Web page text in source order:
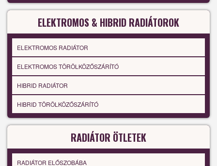
ELEKTROMOS & HIBRID RADIÁTOROK
ELEKTROMOS RADIÁTOR
ELEKTROMOS TÖRÖLKÖZŐSZÁRÍTÓ
HIBRID RADIÁTOR
HIBRID TÖRÖLKÖZŐSZÁRÍTÓ
RADIÁTOR ÖTLETEK
RADIÁTOR ELŐSZOBÁBA